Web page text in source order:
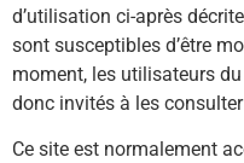
d’utilisation ci-après
sont susceptibles d’être
moment, les utilisateurs
donc invités à les
Ce site est normalement